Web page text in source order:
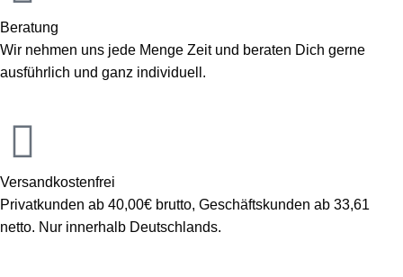
Beratung
Wir nehmen uns jede Menge Zeit und beraten Dich gerne
ausführlich und ganz individuell.
Versandkostenfrei
Privatkunden ab 40,00€ brutto, Geschäftskunden ab 33,61
netto. Nur innerhalb Deutschlands.